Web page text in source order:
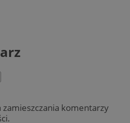
komentarzy